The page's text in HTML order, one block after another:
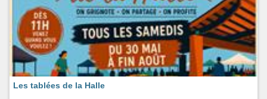
Les tablées de la Halle